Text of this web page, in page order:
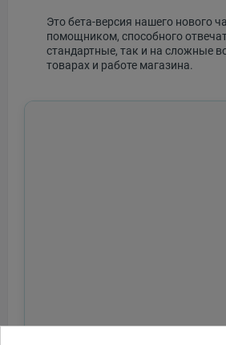
Это бета-версия нашего нового
помощником, способного
стандартные, так и на сложные
товарах и работе магазина.